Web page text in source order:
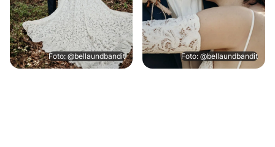
Foto: @bellaundbandit Foto: @bellaundbandit